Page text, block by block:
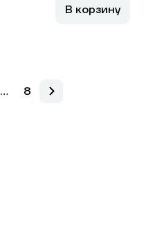
В корзину
... 8